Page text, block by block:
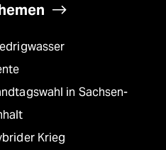
in Sachsen-
Krieg